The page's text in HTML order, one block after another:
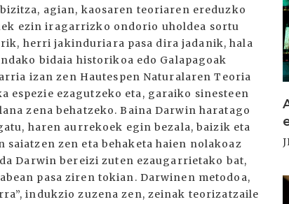
agian, kaosaren teoriaren ereduzko
ezin iragarrizko ondorio uholdea sortu
herri jakinduriara pasa dira jadanik, hala
bidaia historikoa edo Galapagoak
izan zen Hautespen Naturalaren Teoria
espezie ezagutzeko eta, garaiko sinesteen
zena behatzeko. Baina Darwin haratago
haren aurrekoek egin bezala, baizik eta
zen eta behaketa haien nolakoaz
Darwin bereizi zuten ezaugarrietako bat,
pasa ziren tokian. Darwinen metodoa,
indukzio zuzena zen, zeinak teorizatzaile